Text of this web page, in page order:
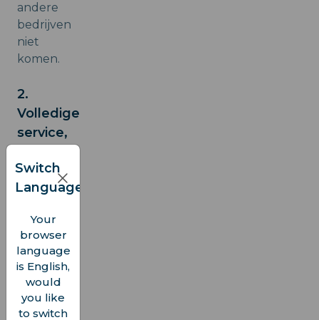
andere
bedrijven
niet
komen.
2.
Volledige
service,
dan
digitaal
principe
gebruik
je een
virtuele
SIM-
Switch
Language
Your
browser
language
is English,
would
you like
to switch